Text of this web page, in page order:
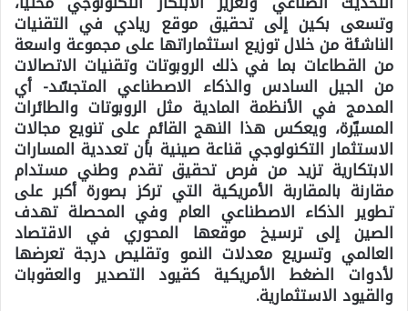
وتسعى بكين إلى تحقيق موقع ريادي في التقنيات
الناشئة من خلال توزيع استثماراتها على مجموعة واسعة
من القطاعات بما في ذلك الروبوتات وتقنيات الاتصالات
من الجيل السادس والذكاء الاصطناعي المتجسّد- أي
المدمج في الأنظمة المادية مثل الروبوتات والطائرات
المسيّرة، ويعكس هذا النهج القائم على تنويع مجالات
الاستثمار التكنولوجي قناعة صينية بأن تعددية المسارات
الابتكارية تزيد من فرص تحقيق تقدم وطني مستدام
مقارنة بالمقاربة الأمريكية التي تركز بصورة أكبر على
تطوير الذكاء الاصطناعي العام وفي المحصلة تهدف
الصين إلى ترسيخ موقعها المحوري في الاقتصاد
العالمي وتسريع معدلات النمو وتقليص درجة تعرضها
لأدوات الضغط الأمريكية كقيود التصدير والعقوبات
والقيود الاستثمارية.